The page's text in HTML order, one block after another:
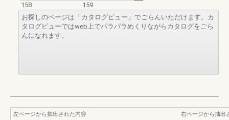
158
159
お探しのページは「カタログビュー」でごらんいただけます。カ
タログビューではweb上でパラパラめくりながらカタログをごら
んになれます。
左ページから抽出された内容
右ページから抽出